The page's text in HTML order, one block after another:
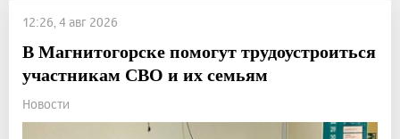
12:26, 4 авг 2026
В Магнитогорске помогут трудоустроиться
участникам СВО и их семьям
Новости